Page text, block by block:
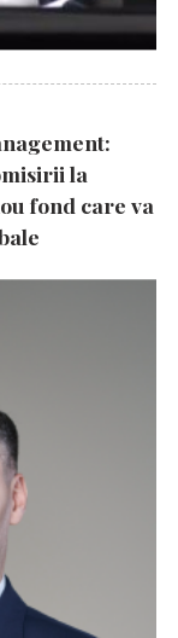
la
fond care va